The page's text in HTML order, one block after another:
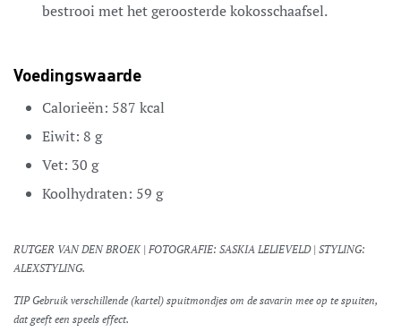
bestrooi met het geroosterde kokosschaafsel.
Voedingswaarde
Calorieën: 587 kcal
Eiwit: 8 g
Vet: 30 g
Koolhydraten: 59 g
RUTGER VAN DEN BROEK | FOTOGRAFIE: SASKIA LELIEVELD | STYLING:
ALEXSTYLING.
TIP Gebruik verschillende (kartel) spuitmondjes om de savarin mee op te spuiten,
dat geeft een speels effect.